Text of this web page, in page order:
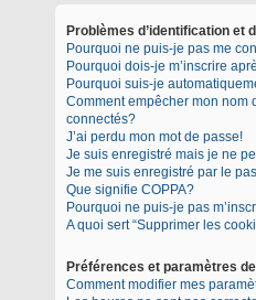
Problèmes d’identification et
Pourquoi ne puis-je pas me
Pourquoi dois-je m’inscrire
Pourquoi suis-je
Comment empêcher mon nom
connectés?
J’ai perdu mon mot de passe!
Je suis enregistré mais je ne
Je me suis enregistré par le
Que signifie COPPA?
Pourquoi ne puis-je pas
A quoi sert “Supprimer les
Préférences et paramètres
Comment modifier mes